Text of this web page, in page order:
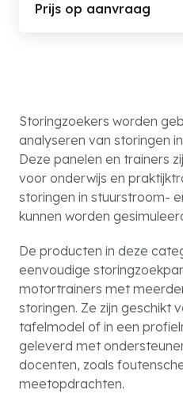
Prijs op aanvraag
Storingzoekers worden
analyseren van storingen
Deze panelen en trainers
voor onderwijs en
storingen in stuurstroom-
kunnen worden
De producten in deze
eenvoudige
motortrainers met
storingen. Ze zijn geschikt
tafelmodel of in een
geleverd met
docenten, zoals
meetopdrachten.